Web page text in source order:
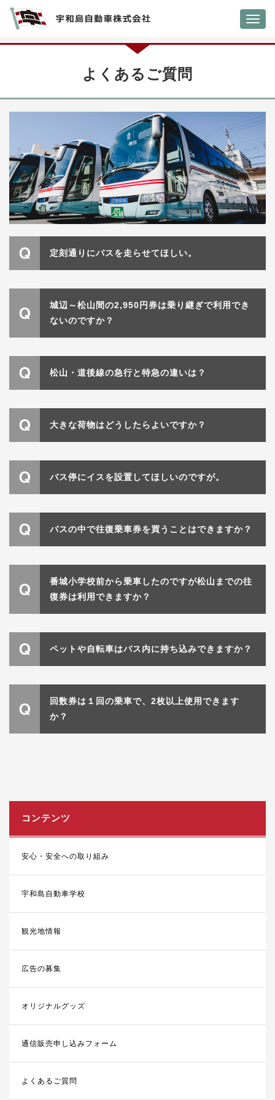
よくあるご質問
定刻通りにバスを走らせてほしい。
城辺～松山間の2,950円券は乗り継ぎで利用でき
ないのですか？
松山・道後線の急行と特急の違いは？
大きな荷物はどうしたらよいですか？
バス停にイスを設置してほしいのですが。
バスの中で往復乗車券を買うことはできますか？
番城小学校前から乗車したのですが松山までの往
復券は利用できますか？
ペットや自転車はバス内に持ち込みできますか？
回数券は１回の乗車で、2枚以上使用できます
か？
コンテンツ
安心・安全への取り組み
宇和島自動車学校
観光地情報
広告の募集
オリジナルグッズ
通信販売申し込みフォーム
よくあるご質問